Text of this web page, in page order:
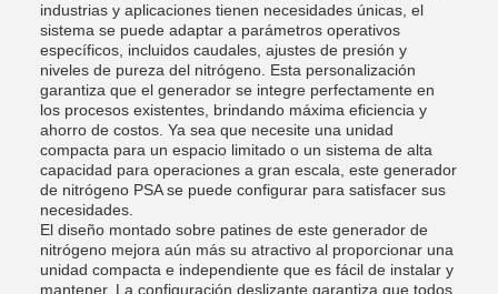
industrias y aplicaciones tienen necesidades únicas, el
sistema se puede adaptar a parámetros operativos
específicos, incluidos caudales, ajustes de presión y
niveles de pureza del nitrógeno. Esta personalización
garantiza que el generador se integre perfectamente en
los procesos existentes, brindando máxima eficiencia y
ahorro de costos. Ya sea que necesite una unidad
compacta para un espacio limitado o un sistema de alta
capacidad para operaciones a gran escala, este generador
de nitrógeno PSA se puede configurar para satisfacer sus
necesidades.
El diseño montado sobre patines de este generador de
nitrógeno mejora aún más su atractivo al proporcionar una
unidad compacta e independiente que es fácil de instalar y
mantener. La configuración deslizante garantiza que todos